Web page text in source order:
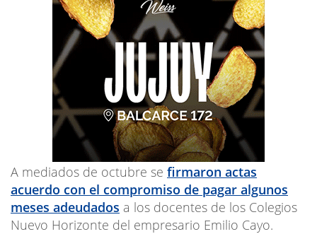
A mediados de octubre se firmaron actas
acuerdo con el compromiso de pagar algunos
meses adeudados a los docentes de los Colegios
Nuevo Horizonte del empresario Emilio Cayo.